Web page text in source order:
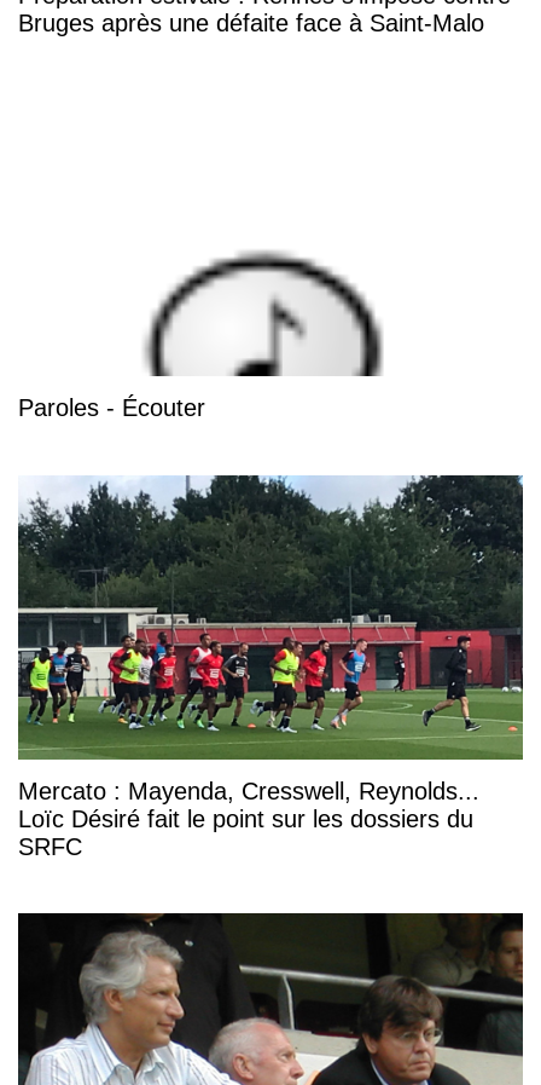
Bruges après une défaite face à Saint-Malo
Paroles - Écouter
Mercato : Mayenda, Cresswell, Reynolds...
Loïc Désiré fait le point sur les dossiers du
SRFC